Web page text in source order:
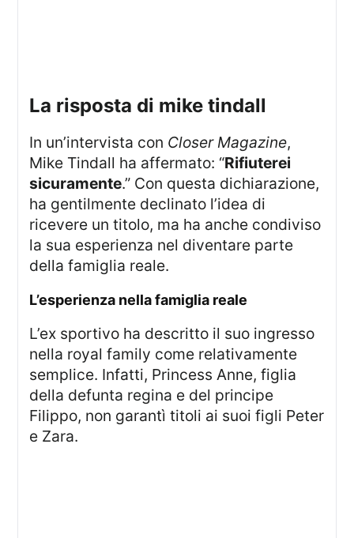
la risposta di mike tindall
In un’intervista con Closer Magazine,
Mike Tindall ha affermato: “Rifiuterei
sicuramente.” Con questa dichiarazione,
ha gentilmente declinato l’idea di
ricevere un titolo, ma ha anche condiviso
la sua esperienza nel diventare parte
della famiglia reale.
l’esperienza nella famiglia reale
L’ex sportivo ha descritto il suo ingresso
nella royal family come relativamente
semplice. Infatti, Princess Anne, figlia
della defunta regina e del principe
Filippo, non garantì titoli ai suoi figli Peter
e Zara.